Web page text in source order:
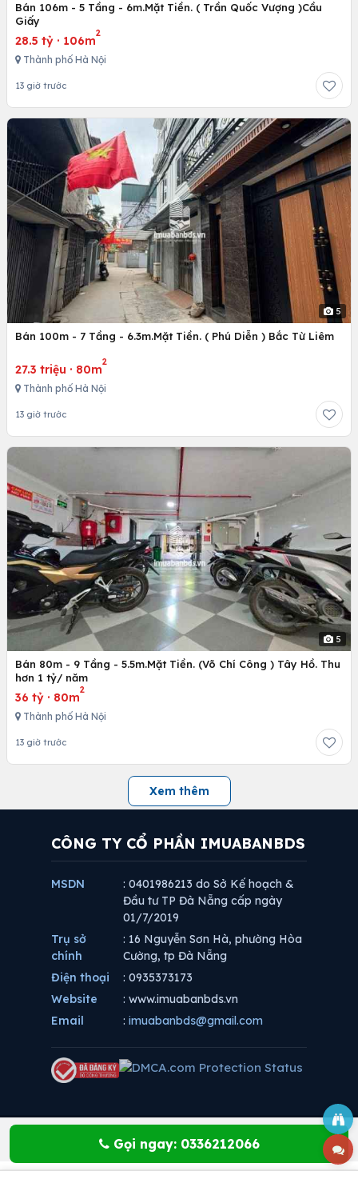
Bán 106m - 5 Tầng - 6m.Mặt Tiền. ( Trần Quốc Vượng )Cầu
Giấy
28.5 tỷ · 106m
2
Thành phố Hà Nội
13 giờ trước
5
Bán 100m - 7 Tầng - 6.3m.Mặt Tiền. ( Phú Diễn ) Bắc Từ Liêm
27.3 triệu · 80m
2
Thành phố Hà Nội
13 giờ trước
5
Bán 80m - 9 Tầng - 5.5m.Mặt Tiền. (Võ Chí Công ) Tây Hồ. Thu
hơn 1 tỷ/ năm
36 tỷ · 80m
2
Thành phố Hà Nội
13 giờ trước
Xem thêm
Gọi ngay: 0336212066
CÔNG TY CỔ PHẦN IMUABANBDS
MSDN
: 0401986213 do Sở Kế hoạch &
Đầu tư TP Đà Nẵng cấp ngày
01/7/2019
Trụ sở
chính
: 16 Nguyễn Sơn Hà, phường Hòa
Cường, tp Đà Nẵng
Điện thoại
: 0935373173
Website
: www.imuabanbds.vn
Email
: imuabanbds@gmail.com